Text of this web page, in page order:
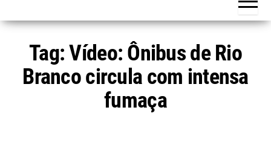
Tag:Vídeo: Ônibus de Rio
Branco circula com intensa
fumaça